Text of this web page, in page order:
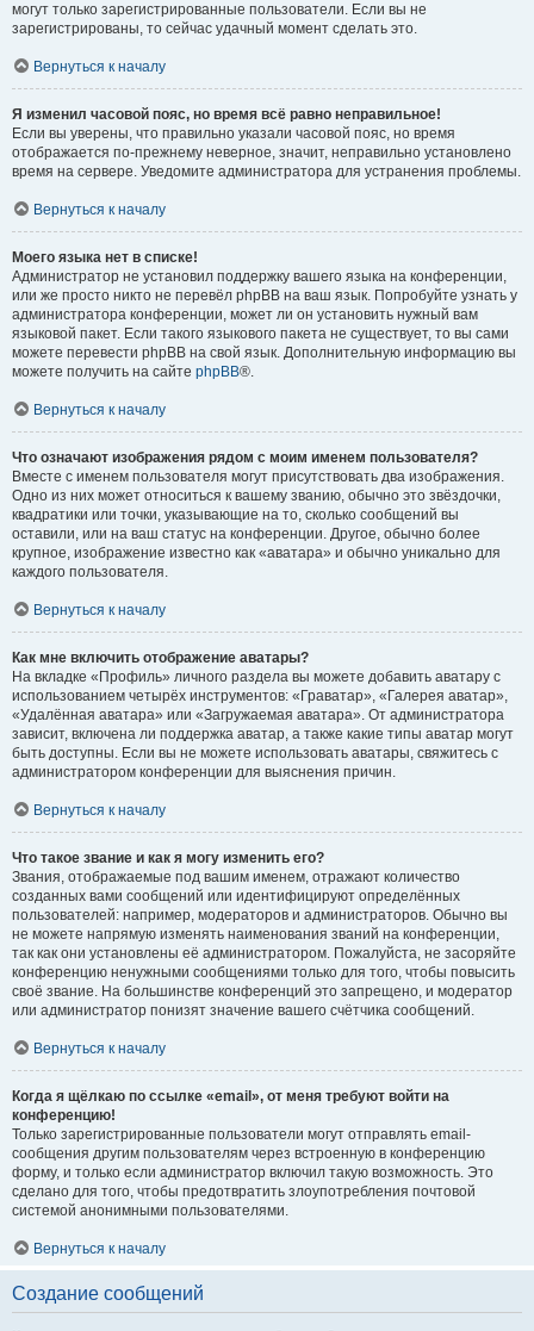
могут только зарегистрированные пользователи. Если вы не
зарегистрированы, то сейчас удачный момент сделать это.
Вернуться к началу
Я изменил часовой пояс, но время всё равно неправильное!
Если вы уверены, что правильно указали часовой пояс, но время
отображается по-прежнему неверное, значит, неправильно установлено
время на сервере. Уведомите администратора для устранения проблемы.
Вернуться к началу
Моего языка нет в списке!
Администратор не установил поддержку вашего языка на конференции,
или же просто никто не перевёл phpBB на ваш язык. Попробуйте узнать у
администратора конференции, может ли он установить нужный вам
языковой пакет. Если такого языкового пакета не существует, то вы сами
можете перевести phpBB на свой язык. Дополнительную информацию вы
можете получить на сайте phpBB®.
Вернуться к началу
Что означают изображения рядом с моим именем пользователя?
Вместе с именем пользователя могут присутствовать два изображения.
Одно из них может относиться к вашему званию, обычно это звёздочки,
квадратики или точки, указывающие на то, сколько сообщений вы
оставили, или на ваш статус на конференции. Другое, обычно более
крупное, изображение известно как «аватара» и обычно уникально для
каждого пользователя.
Вернуться к началу
Как мне включить отображение аватары?
На вкладке «Профиль» личного раздела вы можете добавить аватару с
использованием четырёх инструментов: «Граватар», «Галерея аватар»,
«Удалённая аватара» или «Загружаемая аватара». От администратора
зависит, включена ли поддержка аватар, а также какие типы аватар могут
быть доступны. Если вы не можете использовать аватары, свяжитесь с
администратором конференции для выяснения причин.
Вернуться к началу
Что такое звание и как я могу изменить его?
Звания, отображаемые под вашим именем, отражают количество
созданных вами сообщений или идентифицируют определённых
пользователей: например, модераторов и администраторов. Обычно вы
не можете напрямую изменять наименования званий на конференции,
так как они установлены её администратором. Пожалуйста, не засоряйте
конференцию ненужными сообщениями только для того, чтобы повысить
своё звание. На большинстве конференций это запрещено, и модератор
или администратор понизят значение вашего счётчика сообщений.
Вернуться к началу
Когда я щёлкаю по ссылке «email», от меня требуют войти на
конференцию!
Только зарегистрированные пользователи могут отправлять email-
сообщения другим пользователям через встроенную в конференцию
форму, и только если администратор включил такую возможность. Это
сделано для того, чтобы предотвратить злоупотребления почтовой
системой анонимными пользователями.
Вернуться к началу
Создание сообщений